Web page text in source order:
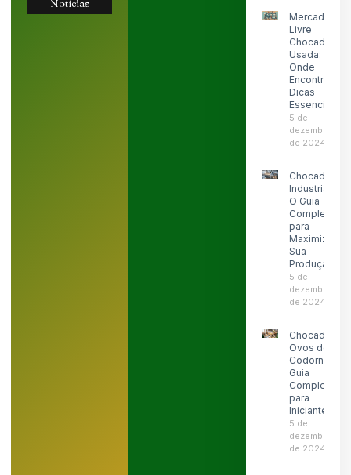
Notícias
Mercado
Livre
Chocadeira
Usada:
Onde
Encontrar e
Dicas
Essenciais
5 de
dezembro
de 2024
Chocadeira
Industrial:
O Guia
Completo
para
Maximizar
Sua
Produção
5 de
dezembro
de 2024
Chocadeira
Ovos de
Codorna:
Guia
Completo
para
Iniciantes
5 de
dezembro
de 2024